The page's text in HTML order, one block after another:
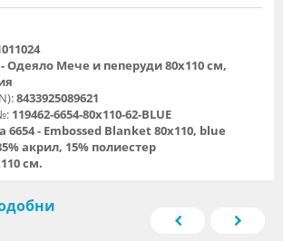
Одеяло Мече и пеперуди 80х110 см,
8433925089621
119462-6654-80x110-62-BLUE
6654 - Embossed Blanket 80x110, blue
акрил, 15% полиестер
см.